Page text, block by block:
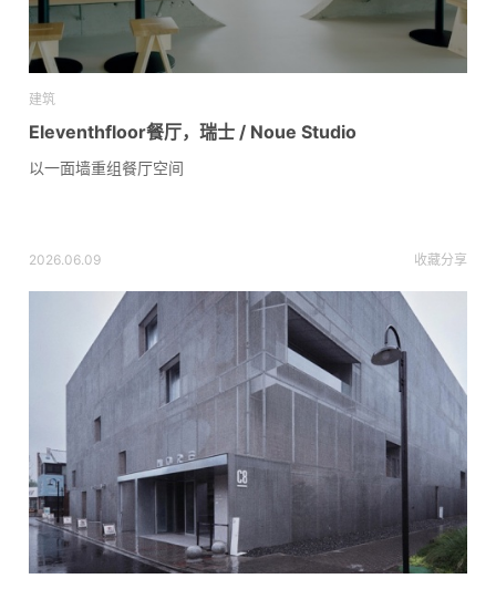
建筑
Eleventhfloor餐厅，瑞士 / Noue Studio
以一面墙重组餐厅空间
2026.06.09 收藏分享